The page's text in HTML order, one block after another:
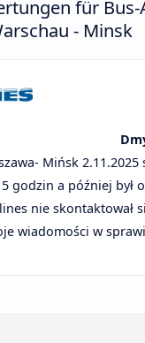
für
- Minsk
Mińsk 2.11.2025
godzin a później był
nie skontaktował
wiadomości w